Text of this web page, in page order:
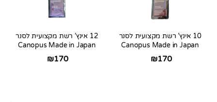
10 אינץ’ רשת מקצועית לסנר
Canopus Made in Japan
₪170
12 אינץ’ רשת מקצועית לסנר
Canopus Made in Japan
₪170